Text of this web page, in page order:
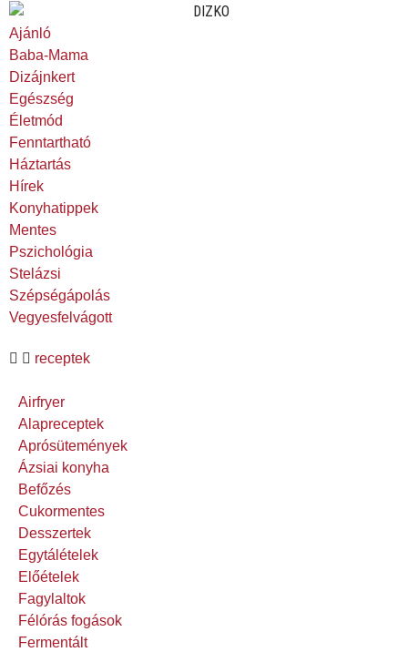
Ajánló
Baba-Mama
Dizájnkert
Egészség
Életmód
Fenntartható
Háztartás
Hírek
Konyhatippek
Mentes
Pszichológia
Stelázsi
Szépségápolás
Vegyesfelvágott
receptek
Airfryer
Alapreceptek
Aprósütemények
Ázsiai konyha
Befőzés
Cukormentes
Desszertek
Egytálételek
Előételek
Fagylaltok
Félórás fogások
Fermentált